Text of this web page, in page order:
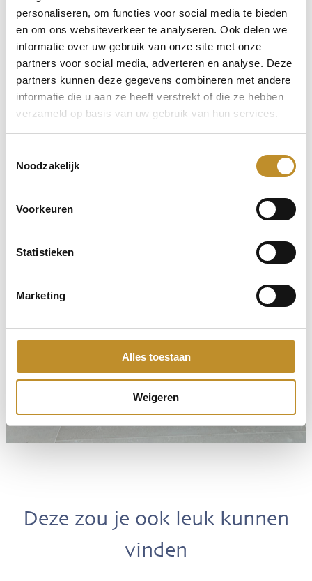
personaliseren, om functies voor social media te bieden
en om ons websiteverkeer te analyseren. Ook delen we
informatie over uw gebruik van onze site met onze
partners voor social media, adverteren en analyse. Deze
partners kunnen deze gegevens combineren met andere
informatie die u aan ze heeft verstrekt of die ze hebben
verzameld op basis van uw gebruik van hun services.
Noodzakelijk
Voorkeuren
Statistieken
Marketing
Alles toestaan
Weigeren
Deze zou je ook leuk kunnen
vinden